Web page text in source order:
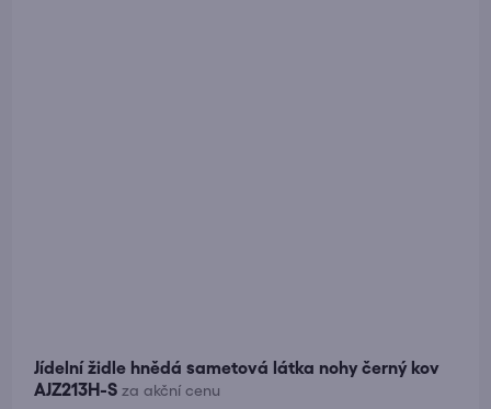
Jídelní židle hnědá sametová látka nohy černý kov
AJZ213H-S za akční cenu